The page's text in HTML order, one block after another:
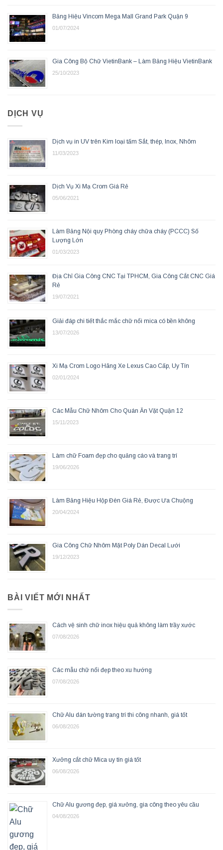
Bảng Hiệu Vincom Mega Mall Grand Park Quận 9
01/07/2024
Gia Công Bộ Chữ VietinBank – Làm Bảng Hiệu VietinBank
25/10/2023
DỊCH VỤ
Dịch vụ in UV trên Kim loại tấm Sắt, thép, Inox, Nhôm
11/03/2023
Dịch Vụ Xi Mạ Crom Giá Rẻ
05/06/2021
Làm Bảng Nội quy Phòng cháy chữa cháy (PCCC) Số
Lượng Lớn
01/03/2023
Địa Chỉ Gia Công CNC Tại TPHCM, Gia Công Cắt CNC Giá
Rẻ
19/07/2021
Giải đáp chi tiết thắc mắc chữ nổi mica có bền không
13/07/2026
Xi Mạ Crom Logo Hãng Xe Lexus Cao Cấp, Uy Tín
02/01/2024
Các Mẫu Chữ Nhôm Cho Quán Ăn Vặt Quận 12
15/11/2023
Làm chữ Foam đẹp cho quảng cáo và trang trí
19/06/2026
Làm Bảng Hiệu Hộp Đèn Giá Rẻ, Được Ưa Chuộng
20/04/2024
Gia Công Chữ Nhôm Mặt Poly Dán Decal Lưới
19/12/2023
BÀI VIẾT MỚI NHẤT
Cách vệ sinh chữ inox hiệu quả không làm trầy xước
07/08/2026
Các mẫu chữ nổi đẹp theo xu hướng
07/08/2026
Chữ Alu dán tường trang trí thi công nhanh, giá tốt
06/08/2026
Xưởng cắt chữ Mica uy tín giá tốt
06/08/2026
Chữ Alu gương đẹp, giá xưởng, gia công theo yêu cầu
04/08/2026